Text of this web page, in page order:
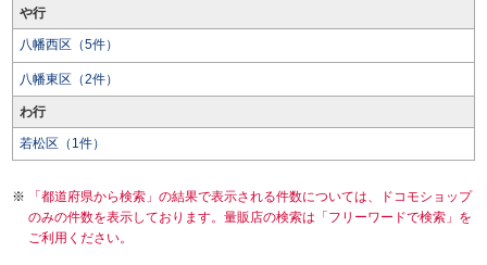
や行
八幡西区（5件）
八幡東区（2件）
わ行
若松区（1件）
「都道府県から検索」の結果で表示される件数については、ドコモショップ
のみの件数を表示しております。量販店の検索は「フリーワードで検索」を
ご利用ください。